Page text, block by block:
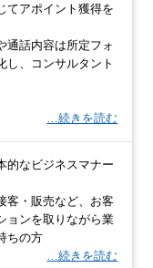
てアポイント獲得を
通話内容は所定フォ
し、コンサルタント
…続きを読む
的なビジネスマナー
客・販売など、お客
ョンを取りながら業
ちの方
…続きを読む